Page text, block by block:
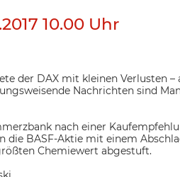
10.00 Uhr
der DAX mit kleinen Verlusten –
Nachrichten sind
nach einer
die BASF-Aktie mit einem
Chemiewert abgestuft.